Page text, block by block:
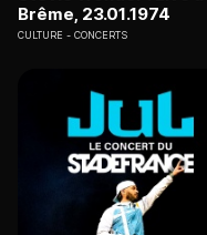
Brême, 23.01.1974
CULTURE CONCERTS